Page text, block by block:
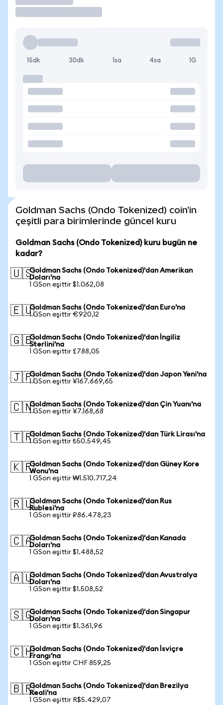
15dk 30dk 1sa 4sa 1G
Goldman Sachs (Ondo Tokenized) coin'in
çeşitli para birimlerinde güncel kuru
Goldman Sachs (Ondo Tokenized) kuru bugün ne
kadar?
🇺🇸Goldman Sachs (Ondo Tokenized)'dan Amerikan
Doları'na
1 GSon eşittir $1.062,08
🇪🇺Goldman Sachs (Ondo Tokenized)'dan Euro'na
1 GSon eşittir €920,12
🇬🇧Goldman Sachs (Ondo Tokenized)'dan İngiliz
Sterlini'na
1 GSon eşittir £788,05
🇯🇵Goldman Sachs (Ondo Tokenized)'dan Japon Yeni'na
1 GSon eşittir ¥167.669,65
🇨🇳Goldman Sachs (Ondo Tokenized)'dan Çin Yuanı'na
1 GSon eşittir ¥7.168,68
🇹🇷Goldman Sachs (Ondo Tokenized)'dan Türk Lirası'na
1 GSon eşittir ₺50.549,45
🇰🇷Goldman Sachs (Ondo Tokenized)'dan Güney Kore
Wonu'na
1 GSon eşittir ₩1.510.717,24
🇷🇺Goldman Sachs (Ondo Tokenized)'dan Rus
Rublesi'na
1 GSon eşittir ₽86.478,23
🇨🇦Goldman Sachs (Ondo Tokenized)'dan Kanada
Doları'na
1 GSon eşittir $1.488,52
🇦🇺Goldman Sachs (Ondo Tokenized)'dan Avustralya
Doları'na
1 GSon eşittir $1.508,52
🇸🇬Goldman Sachs (Ondo Tokenized)'dan Singapur
Doları'na
1 GSon eşittir $1.361,96
🇨🇭Goldman Sachs (Ondo Tokenized)'dan İsviçre
Frangı'na
1 GSon eşittir CHF 859,25
🇧🇷Goldman Sachs (Ondo Tokenized)'dan Brezilya
Reali'na
1 GSon eşittir R$5.429,07